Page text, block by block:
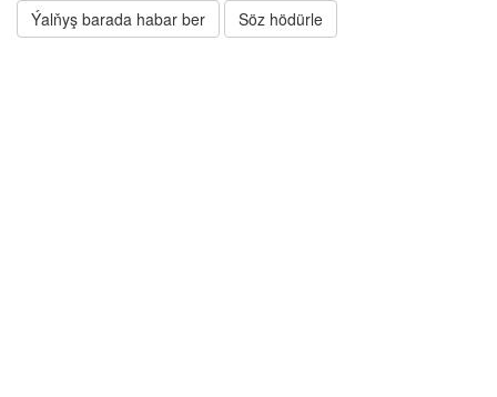
Ýalňyş barada habar ber Söz hödürle